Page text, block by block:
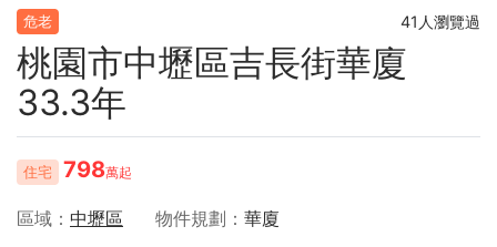
危老 41人瀏覽過
桃園市中壢區吉長街華廈
33.3年
住宅 798萬起
區域 中壢區 物件規劃
華廈